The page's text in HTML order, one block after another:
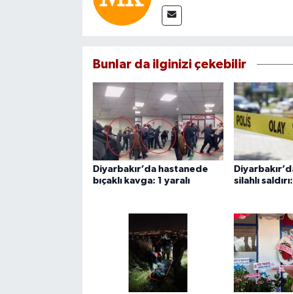
Bunlar da ilginizi çekebilir
Diyarbakır’da hastanede
bıçaklı kavga: 1 yaralı
silahlı